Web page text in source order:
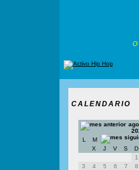
CALENDARIO
L
M
X
J V S
D
1
3
4 5 6 7 8